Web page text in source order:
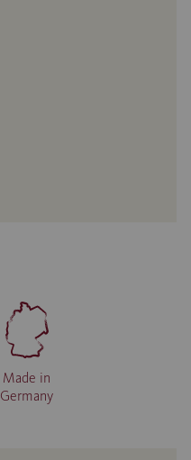
Made in
Germany